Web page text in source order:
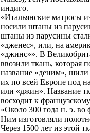
индиго.
«Итальянские матросы
носили штаны из
штаны из парусины
«дженес», или, на
«джинс»». В
ввозили ткань, которая
название «деним»,
их по всей Европе под
или «джин». Название
восходит к
«Около 300 года н. э. во
Ним изготовляли
Через 1500 лет из этой